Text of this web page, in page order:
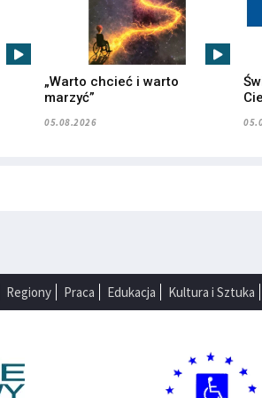
„Warto chcieć i warto
marzyć”
05.08.2026
Regiony Praca Edukacja Kultura i Sztuka